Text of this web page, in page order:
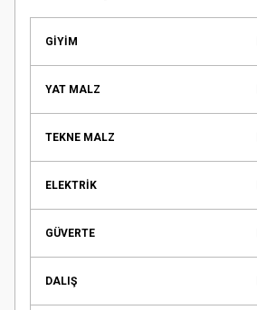
GİYİM
YAT MALZ
TEKNE MALZ
ELEKTRİK
GÜVERTE
DALIŞ